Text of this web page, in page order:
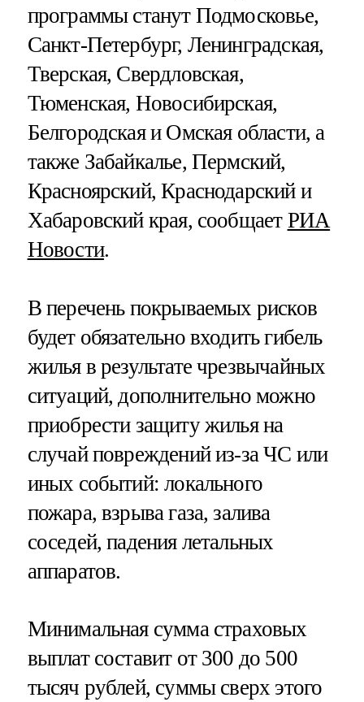
программы станут Подмосковье,
Санкт-Петербург, Ленинградская,
Тверская, Свердловская,
Тюменская, Новосибирская,
Белгородская и Омская области, а
также Забайкалье, Пермский,
Красноярский, Краснодарский и
Хабаровский края, сообщает РИА
Новости.
В перечень покрываемых рисков
будет обязательно входить гибель
жилья в результате чрезвычайных
ситуаций, дополнительно можно
приобрести защиту жилья на
случай повреждений из-за ЧС или
иных событий: локального
пожара, взрыва газа, залива
соседей, падения летальных
аппаратов.
Минимальная сумма страховых
выплат составит от 300 до 500
тысяч рублей, суммы сверх этого